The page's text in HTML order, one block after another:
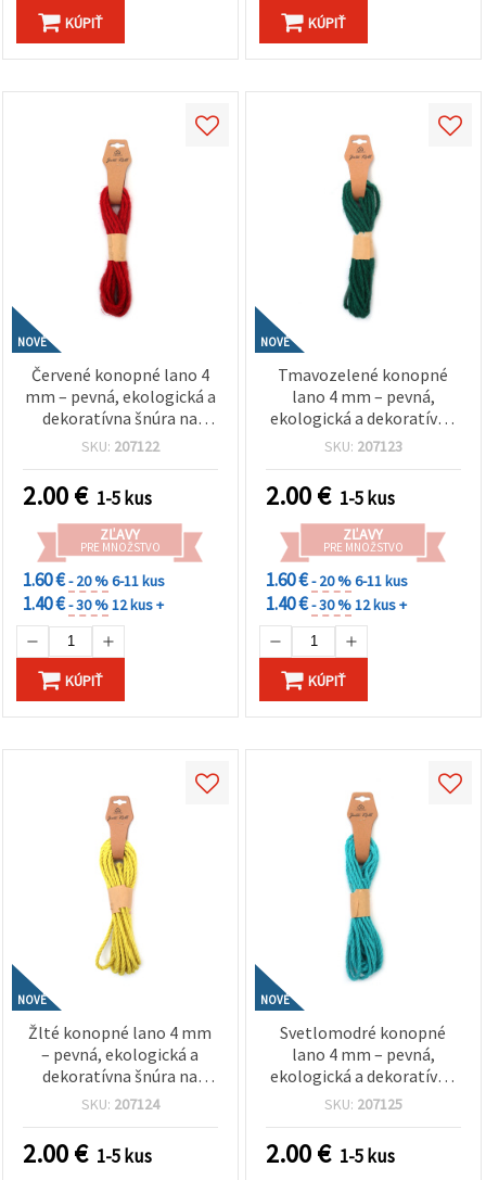
KÚPIŤ KÚPIŤ
NOVÉ
Červené konopné lano 4
mm – pevná, ekologická a
dekoratívna šnúra na
tvorenie, cca 5 m rolka
SKU: 207122
2.00€ 1-5 kus
ZĽAVY
PRE MNOŽSTVO
1.60 €- 20 %6-11 kus
1.40 €- 30 %12 kus +
KÚPIŤ
NOVÉ
Tmavozelené konopné
lano 4 mm – pevná,
ekologická a dekoratívna
šnúra na tvorenie, rolka
SKU: 207123
2.00€ 1-5 kus
ZĽAVY
PRE MNOŽSTVO
1.60 €- 20 %6-11 kus
1.40 €- 30 %12 kus +
KÚPIŤ
NOVÉ
Žlté konopné lano 4 mm
– pevná, ekologická a
dekoratívna šnúra na
tvorenie, cca 5 m rolka
SKU: 207124
2.00€ 1-5 kus
NOVÉ
Svetlomodré konopné
lano 4 mm – pevná,
ekologická a dekoratívna
šnúra na tvorenie, cca 5 m
SKU: 207125
2.00€ 1-5 kus